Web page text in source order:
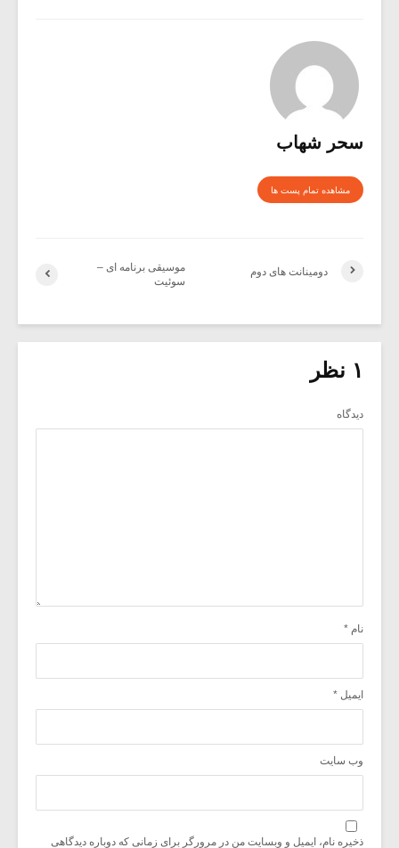
سحر شهاب
مشاهده تمام پست ها
موسیقی برنامه ای –
سوئیت
دومینانت های دوم
۱ نظر
دیدگاه
نام *
ایمیل *
وب‌ سایت
ذخیره نام، ایمیل و وبسایت من در مرورگر برای زمانی که دوباره دیدگاهی